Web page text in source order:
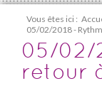
Vous êtes ici :
05/02/2018 -
05/02/
retour